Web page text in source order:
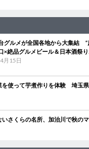
グルメが全国各地から大集結 “
×絶品グルメビール＆日本酒祭
月15日
を使って芋煮作りを体験 埼玉
さくらの名所、加治川で秋の